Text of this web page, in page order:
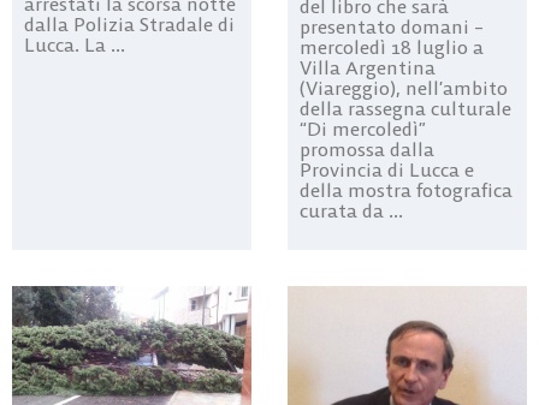
dalla Polizia Stradale di
Lucca. La ...
del libro che sarà
presentato domani –
mercoledì 18 luglio a
Villa Argentina
(Viareggio), nell’ambito
della rassegna culturale
“Di mercoledì”
promossa dalla
Provincia di Lucca e
della mostra fotografica
curata da ...